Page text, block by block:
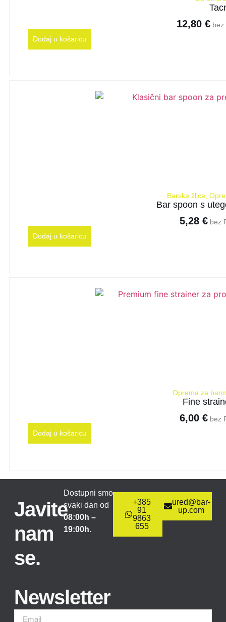
12,80€ bez
Dodaj u košaricu
Barske žlice,
Bar spoon s
5,28 €bez
Dodaj u košaricu
Oprema za
Fine
6,00 €bez
Dodaj u košaricu
Javite
nam
se.
Dostupni smo
svaki dan od
08:00h –
19:00h.
+385
91
9863
655
ured@bar-
up.com
Newsletter